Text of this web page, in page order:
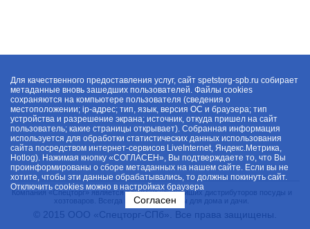
Компания «Спецторг» является одним из крупнейших дистрибуторов посуды и
хозтоваров. Всегда в наличии товары для дома и дачи.
© 2015 ООО «Спецторг-СПб». Все права защищены.
Для качественного предоставления услуг, сайт spetstorg-spb.ru собирает
метаданные вновь зашедших пользователей. Файлы cookies
сохраняются на компьютере пользователя (сведения о
местоположении; ip-адрес; тип, язык, версия ОС и браузера; тип
устройства и разрешение экрана; источник, откуда пришел на сайт
пользователь; какие страницы открывает). Собранная информация
используется для обработки статистических данных использования
сайта посредством интернет-сервисов LiveInternet, Яндекс.Метрика,
Hotlog). Нажимая кнопку «СОГЛАСЕН», Вы подтверждаете то, что Вы
проинформированы о сборе метаданных на нашем сайте. Если вы не
хотите, чтобы эти данные обрабатывались, то должны покинуть сайт.
Отключить cookies можно в настройках браузера
Согласен